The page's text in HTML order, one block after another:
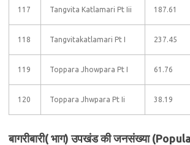
117 Tangvita Katlamari Pt Iii 187.61
118 Tangvitakatlamari Pt I 237.45
119 Toppara Jhowpara Pt I 61.76
120 Toppara Jhwpara Pt Ii 38.19
बागरीबारी( भाग) उपखंड की जनसंख्या